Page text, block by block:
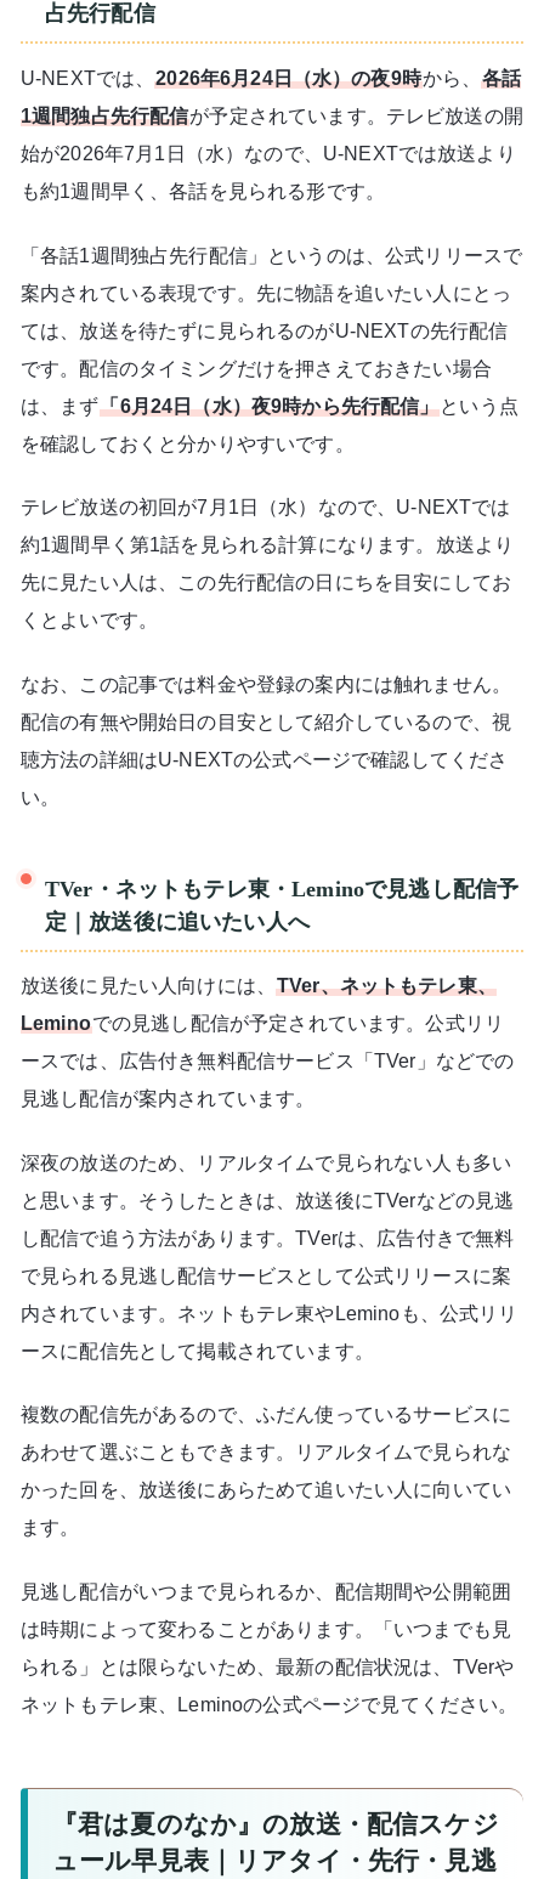
占先行配信
U-NEXTでは、2026年6月24日（水）の夜9時から、各話
1週間独占先行配信が予定されています。テレビ放送の開
始が2026年7月1日（水）なので、U-NEXTでは放送より
も約1週間早く、各話を見られる形です。
「各話1週間独占先行配信」というのは、公式リリースで
案内されている表現です。先に物語を追いたい人にとっ
ては、放送を待たずに見られるのがU-NEXTの先行配信
です。配信のタイミングだけを押さえておきたい場合
は、まず「6月24日（水）夜9時から先行配信」という点
を確認しておくと分かりやすいです。
テレビ放送の初回が7月1日（水）なので、U-NEXTでは
約1週間早く第1話を見られる計算になります。放送より
先に見たい人は、この先行配信の日にちを目安にしてお
くとよいです。
なお、この記事では料金や登録の案内には触れません。
配信の有無や開始日の目安として紹介しているので、視
聴方法の詳細はU-NEXTの公式ページで確認してくださ
い。
TVer・ネットもテレ東・Leminoで見逃し配信予
定｜放送後に追いたい人へ
放送後に見たい人向けには、TVer、ネットもテレ東、
Leminoでの見逃し配信が予定されています。公式リリ
ースでは、広告付き無料配信サービス「TVer」などでの
見逃し配信が案内されています。
深夜の放送のため、リアルタイムで見られない人も多い
と思います。そうしたときは、放送後にTVerなどの見逃
し配信で追う方法があります。TVerは、広告付きで無料
で見られる見逃し配信サービスとして公式リリースに案
内されています。ネットもテレ東やLeminoも、公式リリ
ースに配信先として掲載されています。
複数の配信先があるので、ふだん使っているサービスに
あわせて選ぶこともできます。リアルタイムで見られな
かった回を、放送後にあらためて追いたい人に向いてい
ます。
見逃し配信がいつまで見られるか、配信期間や公開範囲
は時期によって変わることがあります。「いつまでも見
られる」とは限らないため、最新の配信状況は、TVerや
ネットもテレ東、Leminoの公式ページで見てください。
『君は夏のなか』の放送・配信スケジ
ュール早見表｜リアタイ・先行・見逃